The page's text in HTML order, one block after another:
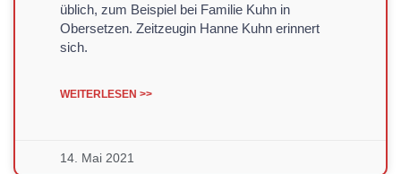
üblich, zum Beispiel bei Familie Kuhn in
Obersetzen. Zeitzeugin Hanne Kuhn erinnert
sich.
WEITERLESEN >>
14. Mai 2021